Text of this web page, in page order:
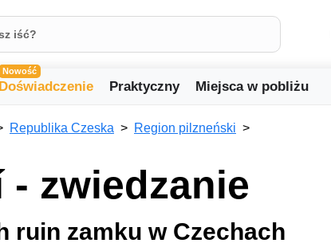
Nowość
Doświadczenie Praktyczny Miejsca w pobliżu
Republika Czeska Region pilzneński
- zwiedzanie
ruin zamku w Czechach